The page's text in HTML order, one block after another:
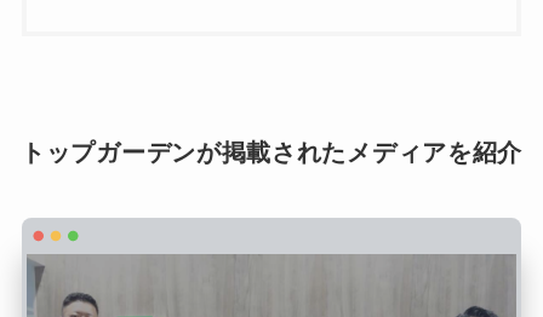
トップガーデンが掲載されたメディアを紹介